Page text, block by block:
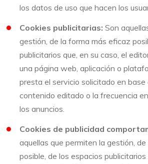
los datos de uso que hacen los
Cookies publicitarias: Son
gestión, de la forma más eficaz
publicitarios que, en su caso, el
una página web, aplicación o
presta el servicio solicitado en base
contenido editado o la frecuencia
los anuncios.
Cookies de publicidad
aquellas que permiten la gestión,
posible, de los espacios publicitarios